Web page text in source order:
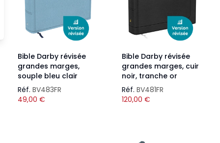
Bible Darby révisée
grandes marges,
souple bleu clair
Réf. BV483FR
49,00 €
Bible Darby révisée
grandes marges, cuir
noir, tranche or
Réf. BV481FR
120,00 €